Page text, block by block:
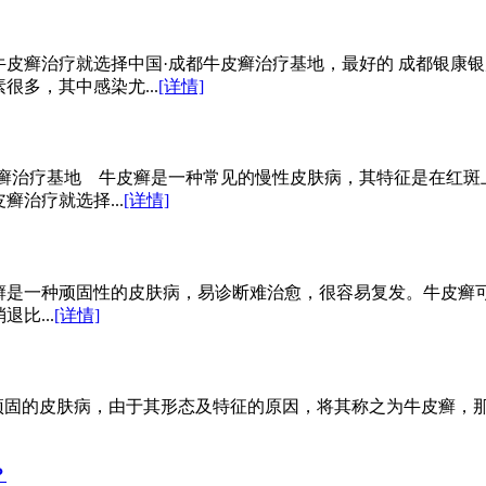
癣治疗就选择中国·成都牛皮癣治疗基地，最好的 成都银康
多，其中感染尤...[详情]
治疗基地 牛皮癣是一种常见的慢性皮肤病，其特征是在红
治疗就选择...[详情]
一种顽固性的皮肤病，易诊断难治愈，很容易复发。牛皮癣
退比...[详情]
的皮肤病，由于其形态及特征的原因，将其称之为牛皮癣，